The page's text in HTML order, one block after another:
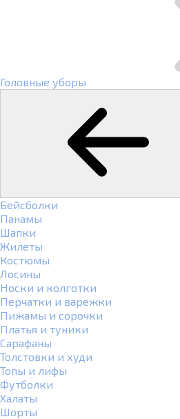
Головные уборы
Бейсболки
Панамы
Шапки
Жилеты
Костюмы
Лосины
Носки и колготки
Перчатки и варежки
Пижамы и сорочки
Платья и туники
Сарафаны
Толстовки и худи
Топы и лифы
Футболки
Халаты
Шорты